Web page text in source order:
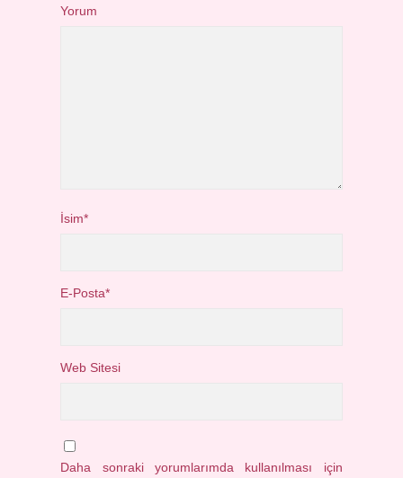
Yorum
İsim*
E-Posta*
Web Sitesi
Daha sonraki yorumlarımda kullanılması için